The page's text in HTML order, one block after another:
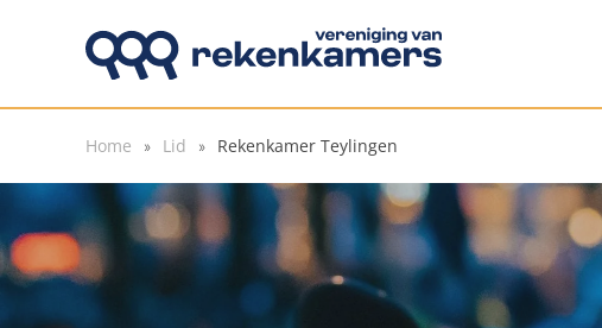
Overslaan en naar de inhoud gaan
Home Lid Rekenkamer Teylingen